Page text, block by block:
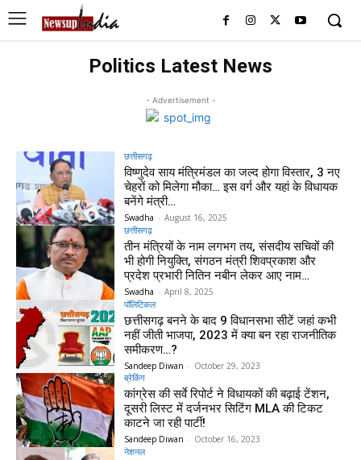
Politics Latest News
- Advertisement -
छत्तीसगढ़
विष्णुदेव साय मंत्रिमंडल का जल्द होगा विस्तार, 3 नए
चेहरों को मिलेगा मौका… इस वर्ग और यहां के विधायक
बनेंगे मंत्री…
Swadha - August 16, 2025
छत्तीसगढ़
तीन मंत्रियों के नाम लगभग तय, संसदीय सचिवों की
भी होगी नियुक्ति, संगठन मंत्री शिवप्रकाश और
प्रदेश प्रभारी नितिन नबीन लेकर आए नाम…
Swadha - April 8, 2025
पॉलिटिकल
छत्तीसगढ़ बनने के बाद 9 विधानसभा सीटें जहां कभी
नहीं जीती भाजपा, 2023 में क्या बन रहा राजनीतिक
समीकरण…?
Sandeep Diwan - October 29, 2023
ब्रेकिंग
कांग्रेस की सर्वे रिपोर्ट ने विधायकों की बढ़ाई टेंशन,
दूसरी लिस्ट में दर्जनभर सिटिंग MLA की टिकट
काटने जा रही पार्टी!
Sandeep Diwan - October 16, 2023
नेशनल